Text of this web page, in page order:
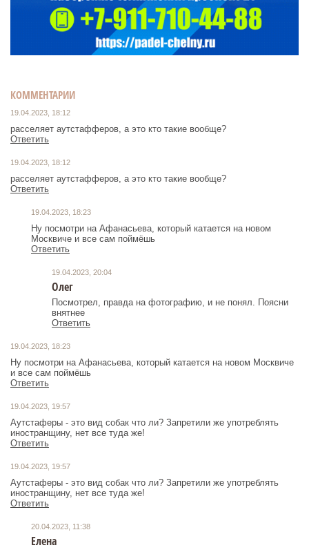
КОММЕНТАРИИ
19.04.2023, 18:12
расселяет аутстафферов, а это кто такие вообще?
Ответить
19.04.2023, 18:12
расселяет аутстафферов, а это кто такие вообще?
Ответить
19.04.2023, 18:23
Ну посмотри на Афанасьева, который катается на новом
Москвиче и все сам поймёшь
Ответить
19.04.2023, 20:04
Олег
Посмотрел, правда на фотографию, и не понял. Поясни
внятнее
Ответить
19.04.2023, 18:23
Ну посмотри на Афанасьева, который катается на новом Москвиче
и все сам поймёшь
Ответить
19.04.2023, 19:57
Аутстаферы - это вид собак что ли? Запретили же употреблять
иностранщину, нет все туда же!
Ответить
19.04.2023, 19:57
Аутстаферы - это вид собак что ли? Запретили же употреблять
иностранщину, нет все туда же!
Ответить
20.04.2023, 11:38
Елена